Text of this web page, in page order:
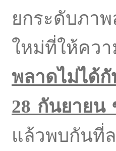
ยกระดับภ
ใหม่ที่ให้คว
พลาดไม่ได้
28 กันยาย
แล้วพบกันที่